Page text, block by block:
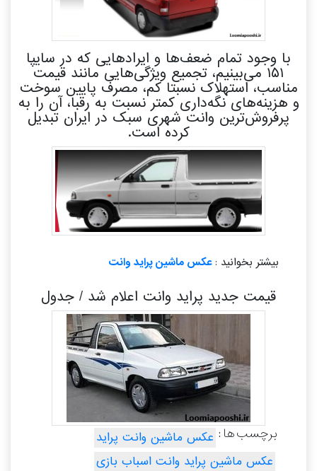
با وجود تمام ضعف‌ها و ایرادهایی که در سایپا
۱۵۱ می‌بینیم، تجمیع ویژگی‌هایی مانند قیمت
مناسب، استهلاک نسبتا کم، مصرف پایین سوخت
و هزینه‌های نگه‌داری کمتر نسبت به رقبا، آن را به
پرفروش‌ترین وانت شهری سبک در ایران تبدیل
کرده است.
بیشتر بخوانید :عکس ماشین پراید وانت
قیمت جدید پراید وانت اعلام شد / جدول
برچسب ها : عکس ماشین وانت پراید
عکس ماشین پراید وانت اسباب بازی